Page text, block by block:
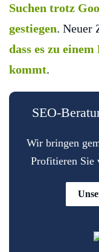
Suchen trotz
gestiegen. Neuer
dass es zu
kommt.
SEO-
Wir bringen
Profitieren Sie